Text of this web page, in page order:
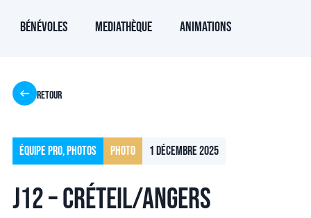
Bénévoles Mediathèque Animations
Retour
Équipe pro, Photos Photo 1 décembre 2025
J12 – Créteil/Angers